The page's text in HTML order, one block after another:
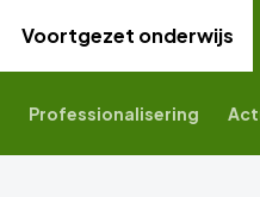
Voortgezet onderwijs
Professionalisering